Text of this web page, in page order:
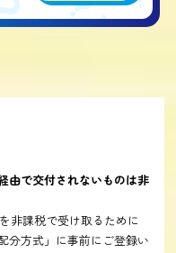
由で交付されないものは非
非課税で受け取るために
分方式」に事前にご登録い